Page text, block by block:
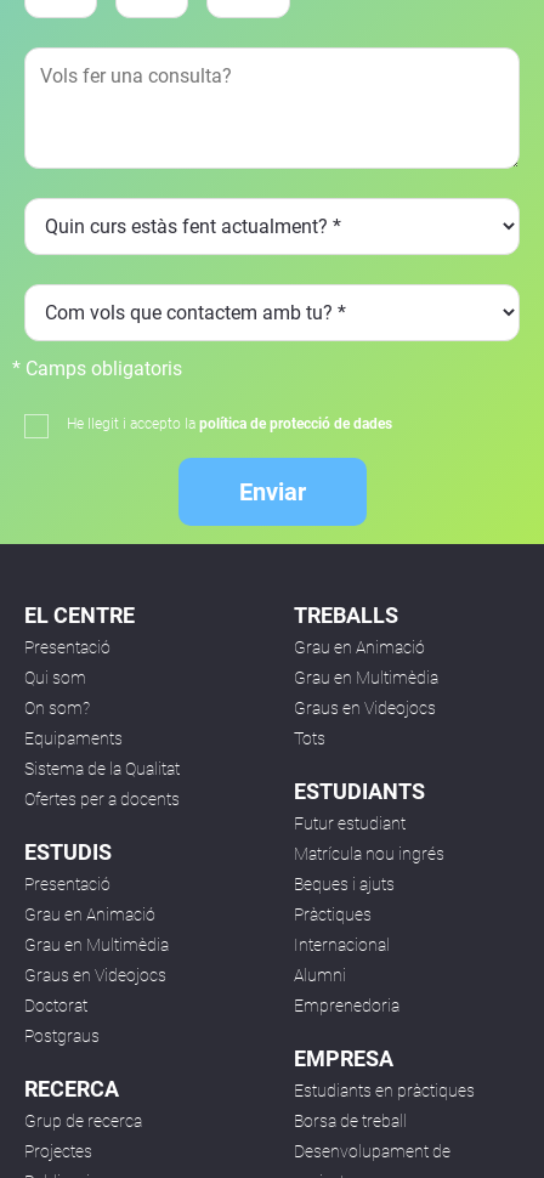
* Camps obligatoris
He llegit i accepto la política de protecció de dades
Enviar
EL CENTRE
Presentació
Qui som
On som?
Equipaments
Sistema de la Qualitat
Ofertes per a docents
ESTUDIS
Presentació
Grau en Animació
Grau en Multimèdia
Graus en Videojocs
Doctorat
Postgraus
RECERCA
Grup de recerca
Projectes
TREBALLS
Grau en Animació
Grau en Multimèdia
Graus en Videojocs
Tots
ESTUDIANTS
Futur estudiant
Matrícula nou ingrés
Beques i ajuts
Pràctiques
Internacional
Alumni
Emprenedoria
EMPRESA
Estudiants en pràctiques
Borsa de treball
Desenvolupament de